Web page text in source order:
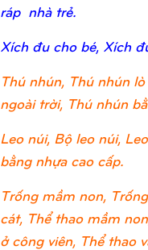
ráp nhà trẻ.
Xích đu cho bé, Xích
Thú nhún, Thú nhún
ngoài trời, Thú nhún
Leo núi, Bộ leo núi,
bằng nhựa cao cấp.
Trống mầm non,
cát, Thể thao mầm
ở công viên, Thể thao